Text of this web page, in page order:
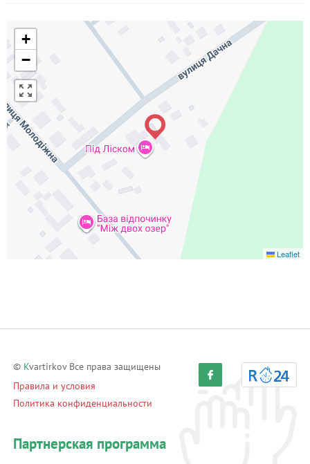
+
−
Leaflet
© Kvartirkov Все права защищены
Правила и условия
Политика конфиденциальности
Партнерская программа